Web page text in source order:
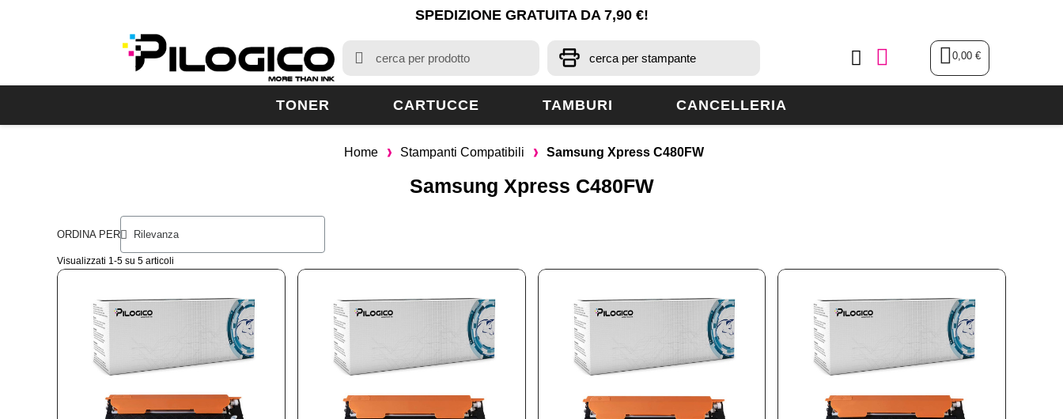
SPEDIZIONE GRATUITA DA 7,90 €!
0,00 €
TONER CARTUCCE TAMBURI CANCELLERIA
Home Stampanti Compatibili Samsung Xpress C480FW
Samsung Xpress C480FW
ORDINA PER
Visualizzati 1-5 su 5 articoli